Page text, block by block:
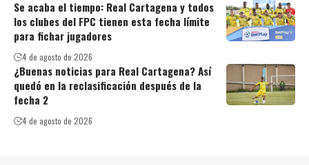
Se acaba el tiempo: Real Cartagena y todos
los clubes del FPC tienen esta fecha límite
para fichar jugadores
4 de agosto de 2026
¿Buenas noticias para Real Cartagena? Así
quedó en la reclasificación después de la
fecha 2
4 de agosto de 2026